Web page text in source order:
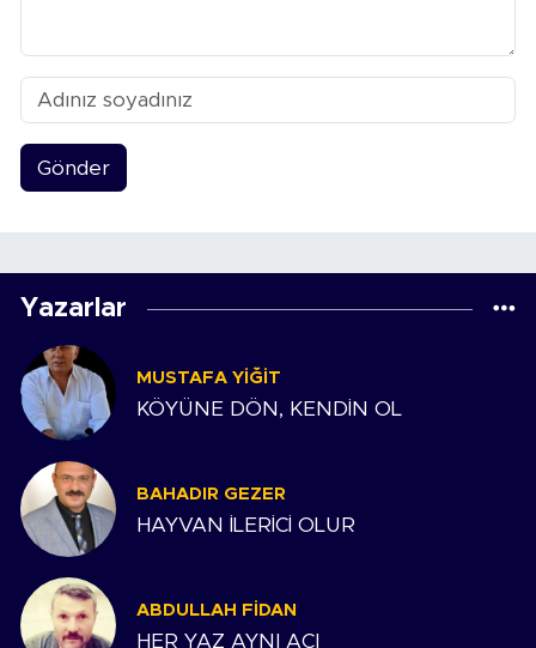
Gönder
Yazarlar
MUSTAFA YIĞIT
KÖYÜNE DÖN, KENDİN OL
BAHADIR GEZER
HAYVAN İLERİCİ OLUR
ABDULLAH FIDAN
HER YAZ AYNI ACI